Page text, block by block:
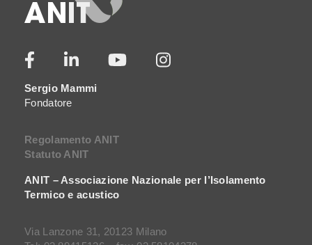
Sergio Mammi
Fondatore
Regolamento ANIT
Statuto ANIT
ANIT – Associazione Nazionale per l’Isolamento
Termico e acustico
Via Lanzone 31, 20123 Milano